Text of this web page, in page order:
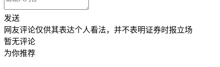
发送
网友评论仅供其表达个人看法，并不表明证券时报立场
暂无评论
为你推荐